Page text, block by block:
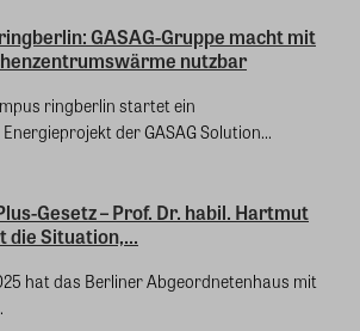
GASAG-Gruppe macht mit
nutzbar
ringberlin startet ein
der GASAG Solution...
Gesetz – Prof. Dr. habil. Hartmut
die Situation,...
hat das Berliner Abgeordnetenhaus mit